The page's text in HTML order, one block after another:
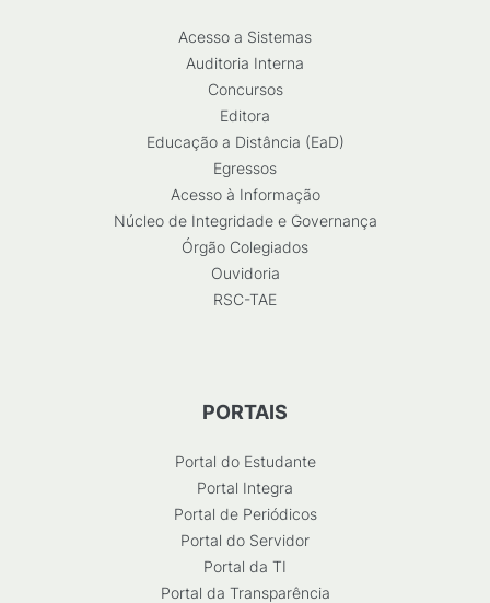
Acesso a Sistemas
Auditoria Interna
Concursos
Editora
Educação a Distância (EaD)
Egressos
Acesso à Informação
Núcleo de Integridade e Governança
Órgão Colegiados
Ouvidoria
RSC-TAE
PORTAIS
Portal do Estudante
Portal Integra
Portal de Periódicos
Portal do Servidor
Portal da TI
Portal da Transparência